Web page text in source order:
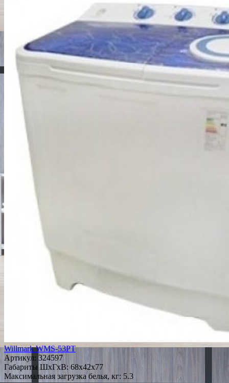
Willmark WMS-53PT
Артикул: 324597
Габариты ШxГxВ: 68x42x77
Максимальная загрузка белья, кг: 5.3